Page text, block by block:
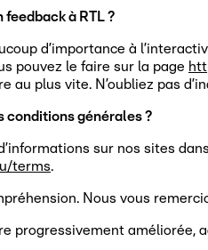
à RTL ?
d’importance à
pouvez le faire sur la page
au plus vite. N’oubliez pas
conditions générales ?
sur nos sites
terms.
Nous vous
progressivement améliorée,